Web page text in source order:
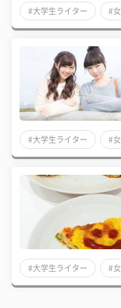
#大学生ライター #
#大学生ライター #
#大学生ライター #